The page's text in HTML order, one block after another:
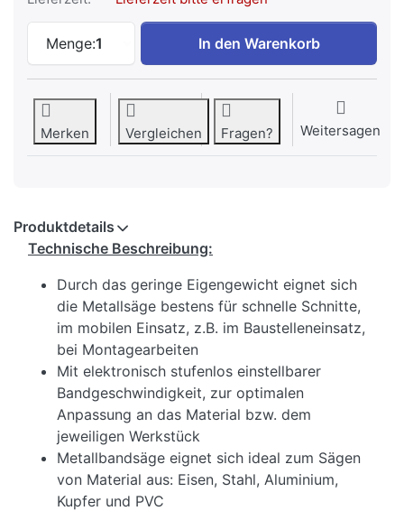
Menge:1
SWM Vario Metallbandsäge Bandsäge
In den Warenkorb
Merken Vergleichen Fragen? Weitersagen
Produktdetails
Technische Beschreibung:
Durch das geringe Eigengewicht eignet sich
die Metallsäge bestens für schnelle Schnitte,
im mobilen Einsatz, z.B. im Baustelleneinsatz,
bei Montagearbeiten
Mit elektronisch stufenlos einstellbarer
Bandgeschwindigkeit, zur optimalen
Anpassung an das Material bzw. dem
jeweiligen Werkstück
Metallbandsäge eignet sich ideal zum Sägen
von Material aus: Eisen, Stahl, Aluminium,
Kupfer und PVC